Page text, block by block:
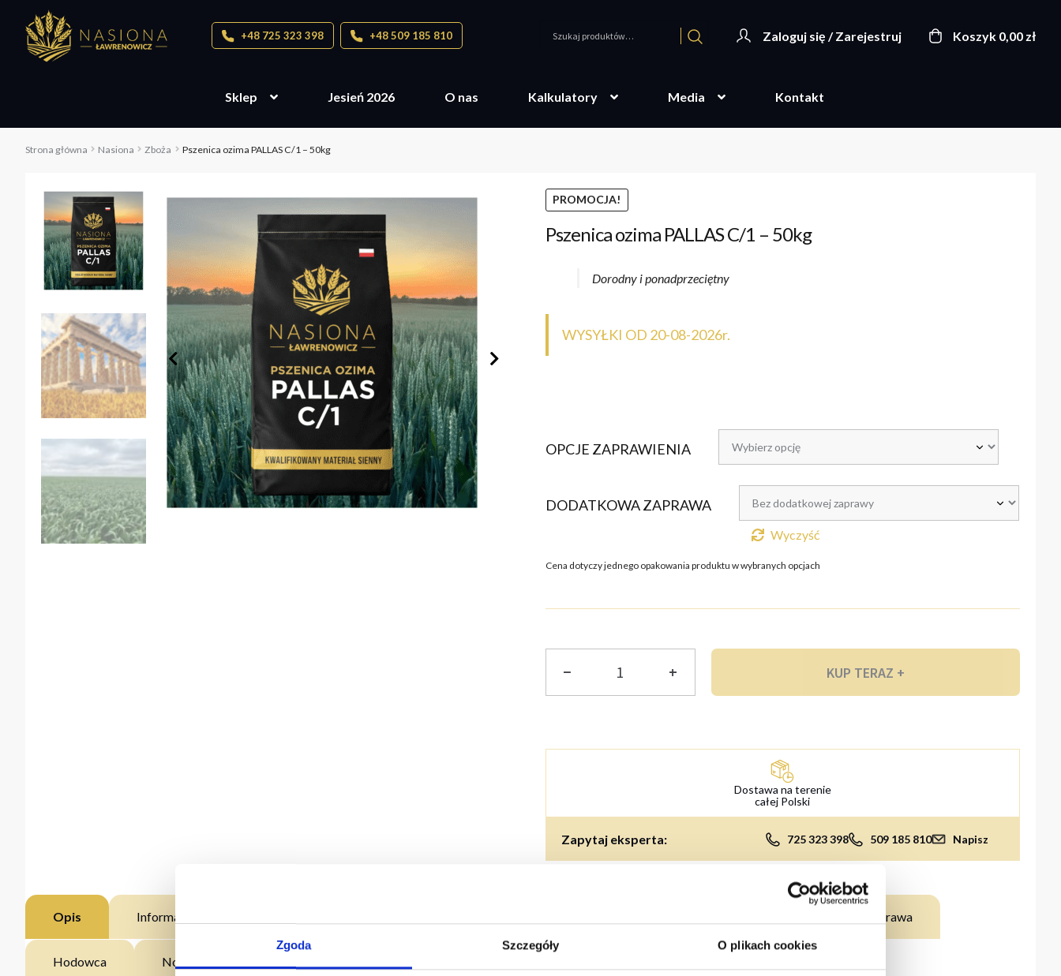
Zgoda Szczegóły O plikach cookies
+48 725 323 398 +48 509 185 810 Zaloguj się / Zarejestruj Koszyk 0,00 zł
Sklep Jesień 2026 O nas Kalkulatory Media Kontakt
Strona główna Nasiona Zboża Pszenica ozima PALLAS C/1 – 50kg
PROMOCJA!
Pszenica ozima PALLAS C/1 – 50kg
WYSYŁKI OD 20-08-2026r.
Dorodny i ponadprzeciętny
OPCJE ZAPRAWIENIA
DODATKOWA ZAPRAWA
Wyczyść
Cena dotyczy jednego opakowania produktu w wybranych opcjach
ILOŚĆ
KUP TERAZ +
Dostawa na terenie
całej Polski
Zapytaj eksperta: 725 323 398 509 185 810 Napisz
Opis Informacje dodatkowe Dodatkowa zaprawa
Hodowca Norma wysiewu